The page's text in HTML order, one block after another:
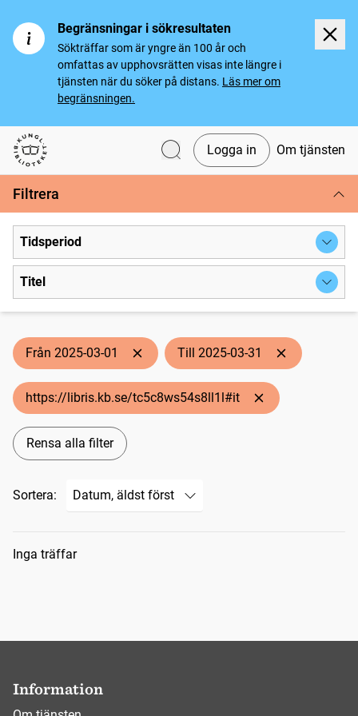
Begränsningar i sökresultaten
Sökträffar som är yngre än 100 år och
omfattas av upphovsrätten visas inte längre i
tjänsten när du söker på distans. Läs mer om
begränsningen.
Svenska tidningar
Logga in Om tjänsten
Filtrera
Tidsperiod
Titel
Från 2025-03-01 Till 2025-03-31
https://libris.kb.se/tc5c8ws54s8ll1l#it
Rensa alla filter
Sortera:
Sökresultat
Inga träffar
Information